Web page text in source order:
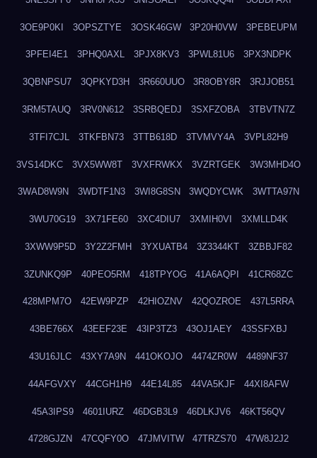
3OE9P0KI 3OPSZTYE 3OSK46GW 3P20H0VW 3PEBEUPM
3PFEI4E1 3PHQ0AXL 3PJX8KV3 3PWL81U6 3PX3NDPK
3QBNPSU7 3QPKYD3H 3R660UUO 3R8OBY8R 3RJJOB51
3RM5TAUQ 3RV0N612 3SRBQEDJ 3SXFZOBA 3TBVTN7Z
3TFI7CJL 3TKFBN73 3TTB618D 3TVMVY4A 3VPL82H9
3VS14DKC 3VX5WW8T 3VXFRWKX 3VZRTGEK 3W3MHD4O
3WAD8W9N 3WDTF1N3 3WI8G8SN 3WQDYCWK 3WTTA97N
3WU70G19 3X71FE60 3XC4DIU7 3XMIH0VI 3XMLLD4K
3XWW9P5D 3Y2Z2FMH 3YXUATB4 3Z3344KT 3ZBBJF82
3ZUNKQ9P 40PEO5RM 418TPYOG 41A6AQPI 41CR68ZC
428MPM7O 42EW9PZP 42HIOZNV 42QOZROE 437L5RRA
43BE766X 43EEF23E 43IP3TZ3 43OJ1AEY 43SSFXBJ
43U16JLC 43XY7A9N 441OKOJO 4474ZR0W 4489NF37
44AFGVXY 44CGH1H9 44E14L85 44VA5KJF 44XI8AFW
45A3IPS9 4601IURZ 46DGB3L9 46DLKJV6 46KT56QV
4728GJZN 47CQFY0O 47JMVITW 47TRZS70 47W8J2J2